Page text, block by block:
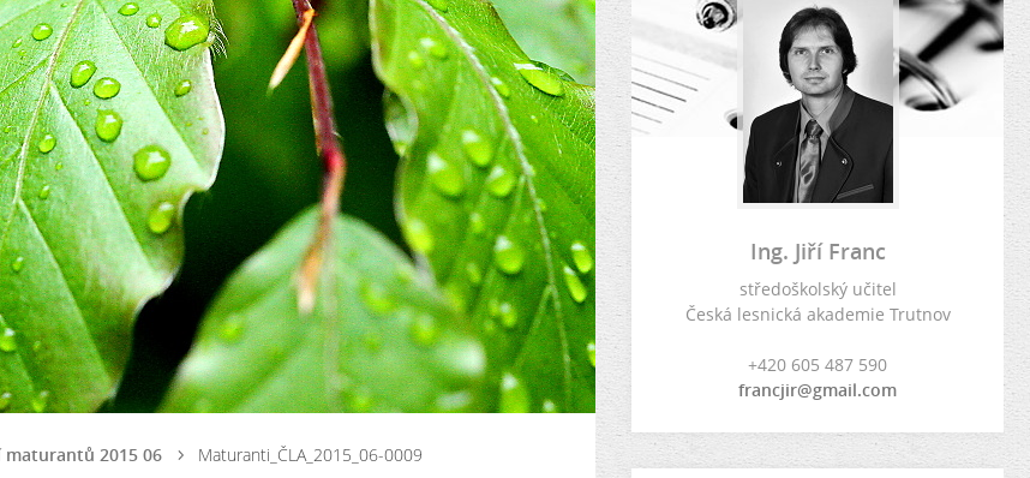
maturantů 2015 06 Maturanti_ČLA_2015_06-0009
Ing. Jiří Franc
středoškolský učitel
Česká lesnická akademie Trutnov
+420 605 487 590
francjir@gmail.com